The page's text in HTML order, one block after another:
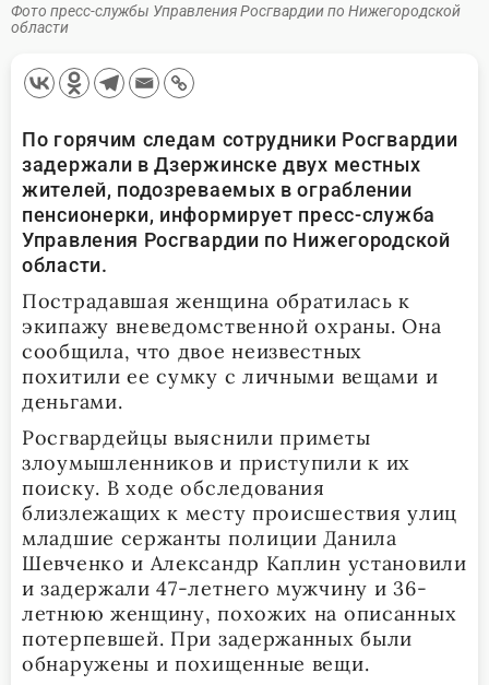
Фото пресс-службы Управления Росгвардии по Нижегородской
области
По горячим следам сотрудники Росгвардии
задержали в Дзержинске двух местных
жителей, подозреваемых в ограблении
пенсионерки, информирует пресс-служба
Управления Росгвардии по Нижегородской
области.
Пострадавшая женщина обратилась к
экипажу вневедомственной охраны. Она
сообщила, что двое неизвестных
похитили ее сумку с личными вещами и
деньгами.
Росгвардейцы выяснили приметы
злоумышленников и приступили к их
поиску. В ходе обследования
близлежащих к месту происшествия улиц
младшие сержанты полиции Данила
Шевченко и Александр Каплин установили
и задержали 47-летнего мужчину и 36-
летнюю женщину, похожих на описанных
потерпевшей. При задержанных были
обнаружены и похищенные вещи.